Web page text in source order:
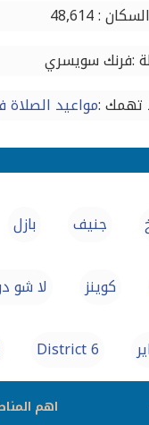
: 48,614
:فرنك سويسري
تهمك :مواعيد الصلاة
جنيف بازل
كوينز لا شو
District 6
اهم